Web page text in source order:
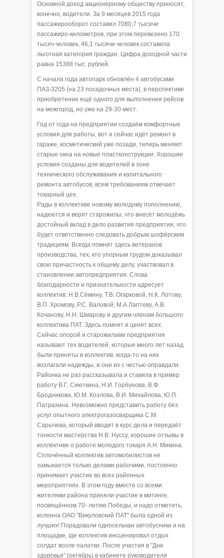
Основной доход акционерному обществу приносят,
конечно, водители. За 9 месяцев 2015 года
пассажирооборот составил 7080,7 тысячи
пассажиро-километров, при этом перевезено 170
тысяч человек, 46,1 тысячи человек составила
льготная категория граждан. Цифра доходной части
равна 15388 тыс. рублей.
С начала года автопарк обновлён 4 автобусами
ПАЗ-3205 (на 23 посадочных места), в перспективе
приобретение ещё одного для выполнения рейсов
на межгород, но уже на 29-30 мест.
Год от года на предприятии создаём комфортные
условия для работы, вот и сейчас идёт ремонт в
гараже, косметический уже позади, теперь меняют
старые окна на новые пластконструкции. Хорошие
условия созданы для водителей в зоне
технического обслуживания и капитального
ремонта автобусов, всем требованиям отвечает
токарный цех.
Рады в коллективе новому молодому пополнению,
надеются и верят старожилы, что внесёт молодёжь
достойный вклад в дело развития предприятия, что
будет ответственно следовать добрым шофёрским
традициям. Всегда помнят здесь ветеранов
производства, тех, кто упорным трудом доказывал
свою причастность к общему делу, участвовал в
становлении автопредприятия. Слова
благодарности и признательности адресует
коллектив: Н.В.Сёмину, Т.В. Огарковой, Н.К. Лотову,
В.П. Хромову, Р.С. Валовой, М.А.Лаптеву, А.В.
Кочанову, Н.Н. Шмарову и другим членам большого
коллектива ПАТ. Здесь помнят и ценят всех.
Сейчас опорой и старожилами предприятия
называют тех водителей, которые много лет назад
были приняты в коллектив, когда-то на них
возлагали надежды, и они их с честью оправдали.
Районка не раз рассказывала и ставила в пример
работу В.Г. Сиюткина, Н.И. Горбунова, В.Ф.
Бродникова, Ю.М. Козлова, В.И. Михайлова, Ю.П.
Патрахина. Невозможно представить работу без
услуг опытного электрогазосварщика С.М.
Сарычева, который вводит в курс дела и передаёт
тонкости мастерства Н.В. Нуссу, хорошие отзывы в
коллективе о работе молодого токаря А.Н. Микина.
Сплочённый коллектив автомобилистов не
замыкается только делами рабочими, постоянно
принимает участие во всех районных
мероприятиях. В этом году вместе со всеми
жителями района приняли участие в митинге,
посвящённом 70- летию Победы, и надо отметить,
колонна ОАО "Викуловский ПАТ" была одной из
лучших! Порадовали односельчан автобусники и на
площадке, где коллектив инсценировал отдых
солдат возле палатки. После участия в "Дне
здоровья" (октябрь) в кабинете руководителя